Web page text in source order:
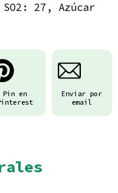
27, Azúcar
Pin en
Enviar por
email